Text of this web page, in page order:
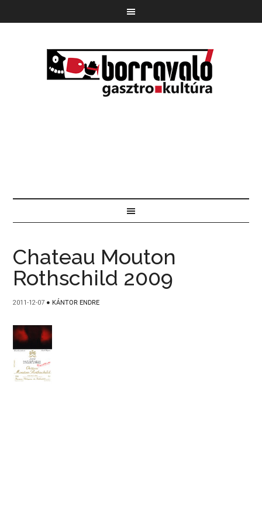
Chateau Mouton
Rothschild 2009
2011-12-07 ● KÁNTOR ENDRE